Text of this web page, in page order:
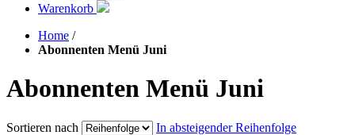
Warenkorb
Home /
Abonnenten Menü Juni
Abonnenten Menü Juni
Sortieren nach In absteigender Reihenfolge